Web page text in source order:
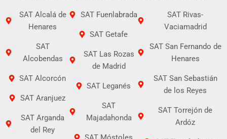
SAT Alcalá de
Henares
SAT
Alcobendas
SAT Alcorcón
SAT Aranjuez
SAT Arganda
del Rey
SAT Fuenlabrada
SAT Getafe
SAT Las Rozas
de Madrid
SAT Leganés
SAT
Majadahonda
SAT Rivas-
Vaciamadrid
SAT San Fernando de
Henares
SAT San Sebastián
de los Reyes
SAT Torrejón de
Ardóz